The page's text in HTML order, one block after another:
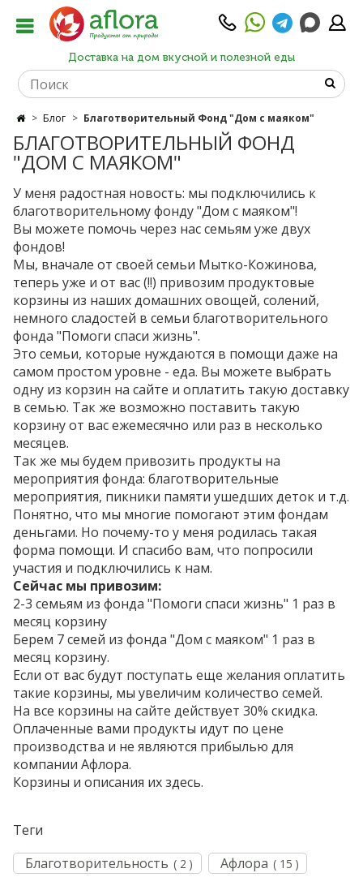
Доставка на дом вкусной и полезной еды
Блог Благотворительный Фонд "Дом с маяком"
БЛАГОТВОРИТЕЛЬНЫЙ ФОНД
"ДОМ С МАЯКОМ"
У меня радостная новость: мы подключились к
благотворительному фонду "Дом с маяком"!
Вы можете помочь через нас семьям уже двух
фондов!
Мы, вначале от своей семьи Мытко-Кожинова,
теперь уже и от вас (!!) привозим продуктовые
корзины из наших домашних овощей, солений,
немного сладостей в семьи благотворительного
фонда "Помоги спаси жизнь".
Это семьи, которые нуждаются в помощи даже на
самом простом уровне - еда. Вы можете выбрать
одну из корзин на сайте и оплатить такую доставку
в семью. Так же возможно поставить такую
корзину от вас ежемесячно или раз в несколько
месяцев.
Так же мы будем привозить продукты на
мероприятия фонда: благотворительные
мероприятия, пикники памяти ушедших деток и т.д.
Понятно, что мы многие помогают этим фондам
деньгами. Но почему-то у меня родилась такая
форма помощи. И спасибо вам, что попросили
участия и подключились к нам.
Сейчас мы привозим:
2-3 семьям из фонда "Помоги спаси жизнь" 1 раз в
месяц корзину
Берем 7 семей из фонда "Дом с маяком" 1 раз в
месяц корзину.
Если от вас будут поступать еще желания оплатить
такие корзины, мы увеличим количество семей.
На все корзины на сайте действует 30% скидка.
Оплаченные вами продукты идут по цене
производства и не являются прибылью для
компании Афлора.
Корзины и описания их здесь.
Теги
Благотворительность ( 2 ) Афлора ( 15 )